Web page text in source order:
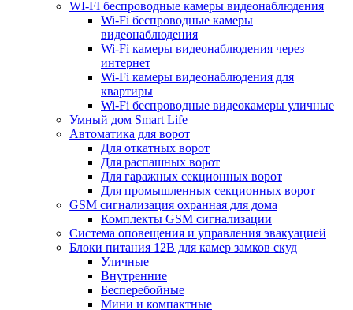
WI-FI беспроводные камеры видеонаблюдения
Wi-Fi беспроводные камеры
видеонаблюдения
Wi-Fi камеры видеонаблюдения через
интернет
Wi-Fi камеры видеонаблюдения для
квартиры
Wi-Fi беспроводные видеокамеры уличные
Умный дом Smart Life
Автоматика для ворот
Для откатных ворот
Для распашных ворот
Для гаражных секционных ворот
Для промышленных секционных ворот
GSM сигнализация охранная для дома
Комплекты GSM сигнализации
Cистема оповещения и управления эвакуацией
Блоки питания 12В для камер замков скуд
Уличные
Внутренние
Бесперебойные
Мини и компактные